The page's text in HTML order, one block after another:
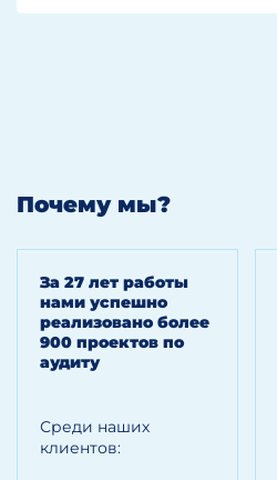
Почему мы?
За 27 лет работы
нами успешно
реализовано более
900 проектов по
аудиту
Среди наших
клиентов: